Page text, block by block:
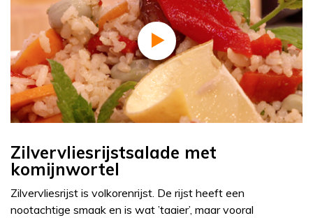
Zilvervliesrijstsalade met
komijnwortel
Zilvervliesrijst is volkorenrijst. De rijst heeft een
nootachtige smaak en is wat ’taaier’, maar vooral